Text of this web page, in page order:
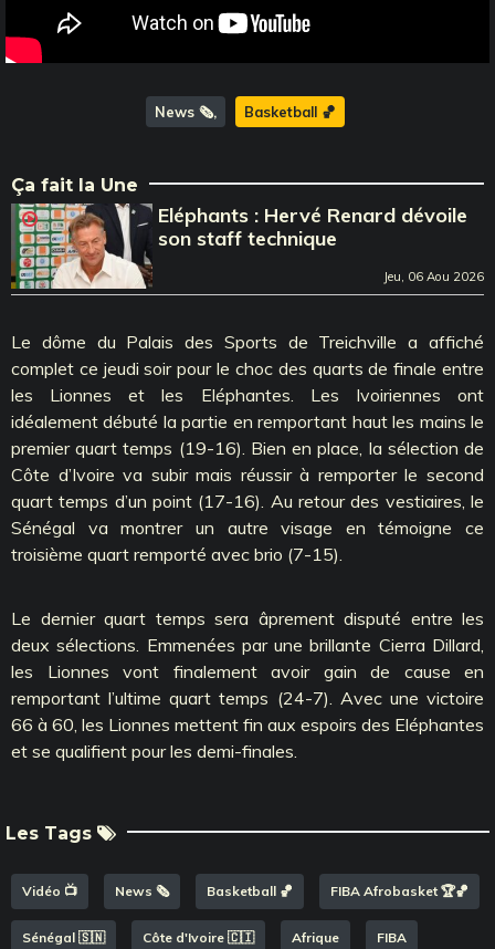
News 🗞️ Basketball 🏀
Ça fait la Une
Eléphants : Hervé Renard dévoile
son staff technique
Jeu, 06 Aou 2026
Le dôme du Palais des Sports de Treichville a affiché
complet ce jeudi soir pour le choc des quarts de finale entre
les Lionnes et les Eléphantes. Les Ivoiriennes ont
idéalement débuté la partie en remportant haut les mains le
premier quart temps (19-16). Bien en place, la sélection de
Côte d’Ivoire va subir mais réussir à remporter le second
quart temps d’un point (17-16). Au retour des vestiaires, le
Sénégal va montrer un autre visage en témoigne ce
troisième quart remporté avec brio (7-15).
Le dernier quart temps sera âprement disputé entre les
deux sélections. Emmenées par une brillante Cierra Dillard,
les Lionnes vont finalement avoir gain de cause en
remportant l’ultime quart temps (24-7). Avec une victoire
66 à 60, les Lionnes mettent fin aux espoirs des Eléphantes
et se qualifient pour les demi-finales.
Les Tags
Vidéo 📺 News 🗞️ Basketball 🏀 FIBA Afrobasket 🏆🏀
Sénégal 🇸🇳 Côte d'Ivoire 🇨🇮 Afrique FIBA